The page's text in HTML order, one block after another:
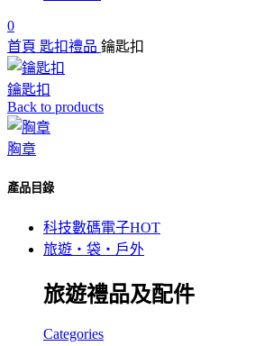
0
首頁 匙扣禮品 鑰匙扣
鑰匙扣
Back to products
胸章
產品目錄
科技數碼電子HOT
旅遊‧袋‧戶外
旅遊禮品及配件
Categories